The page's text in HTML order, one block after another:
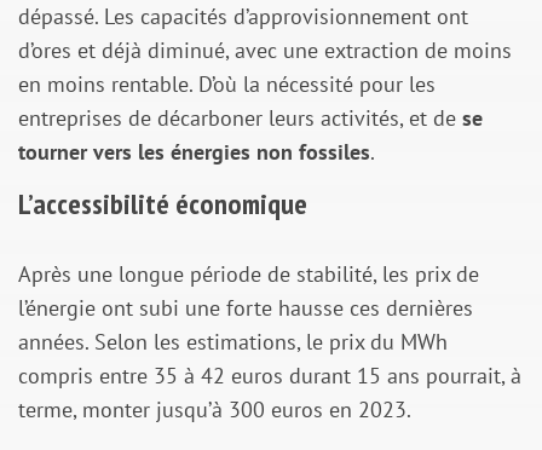
dépassé. Les capacités d’approvisionnement ont
d’ores et déjà diminué, avec une extraction de moins
en moins rentable. D’où la nécessité pour les
entreprises de décarboner leurs activités, et de se
tourner vers les énergies non fossiles.
L’accessibilité économique
Après une longue période de stabilité, les prix de
l’énergie ont subi une forte hausse ces dernières
années. Selon les estimations, le prix du MWh
compris entre 35 à 42 euros durant 15 ans pourrait, à
terme, monter jusqu’à 300 euros en 2023.